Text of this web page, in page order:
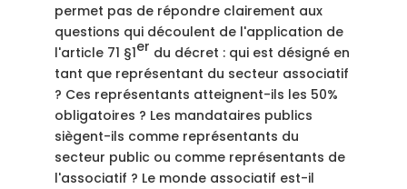
permet pas de répondre clairement aux
questions qui découlent de l'application de
l'article 71 §1er du décret : qui est désigné en
tant que représentant du secteur associatif
? Ces représentants atteignent-ils les 50%
obligatoires ? Les mandataires publics
siègent-ils comme représentants du
secteur public ou comme représentants de
l'associatif ? Le monde associatif est-il